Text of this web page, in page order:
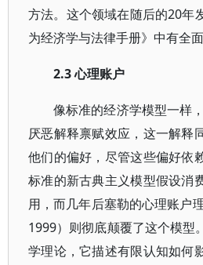
方法。这个领域在随后的20年
为经济学与法律手册》中有全面
2.3 心理账户
像标准的经济学模型一样
厌恶解释禀赋效应，这一解释
他们的偏好，尽管这些偏好依
标准的新古典主义模型假设消
用，而几年后塞勒的心理账户
1999）则彻底颠覆了这个模型
学理论，它描述有限认知如何